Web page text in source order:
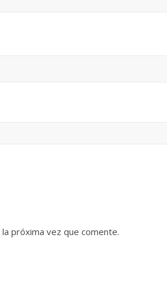
próxima vez que comente.